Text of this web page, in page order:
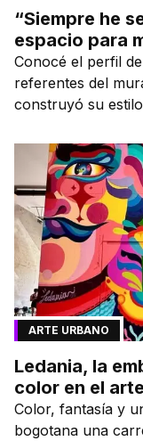
“Siempre he
espacio para
Conocé el perfil
referentes del
construyó su
ARTE URBANO
Ledania, la
color en el
Color, fantasía y
bogotana una